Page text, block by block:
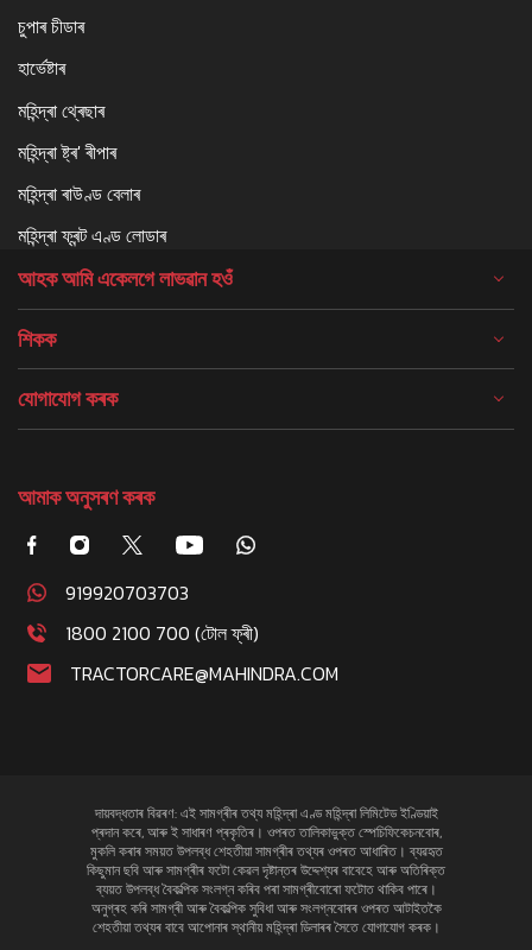
চুপাৰ চীডাৰ
হাৰ্ভেষ্টাৰ
মহিন্দ্ৰা থ্ৰেছাৰ
মহিন্দ্ৰা ষ্ট্ৰ' ৰীপাৰ
মহিন্দ্ৰা ৰাউণ্ড বেলাৰ
মহিন্দ্ৰা ফ্ৰন্ট এণ্ড লোডাৰ
আহক আমি একেলগে লাভৱান হওঁ
শিকক
যোগাযোগ কৰক
আমাক অনুসৰণ কৰক
919920703703
1800 2100 700 (টোল ফ্ৰী)
TRACTORCARE@MAHINDRA.COM
দায়বদ্ধতাৰ বিৱৰণ: এই সামগ্ৰীৰ তথ্য মহিন্দ্ৰা এণ্ড মহিন্দ্ৰা লিমিটেড ইণ্ডিয়াই
প্ৰদান কৰে, আৰু ই সাধাৰণ প্ৰকৃতিৰ। ওপৰত তালিকাভুক্ত স্পেচিফিকেচনবোৰ,
মুকলি কৰাৰ সময়ত উপলব্ধ শেহতীয়া সামগ্ৰীৰ তথ্যৰ ওপৰত আধাৰিত। ব্যৱহৃত
কিছুমান ছবি আৰু সামগ্ৰীৰ ফটো কেৱল দৃষ্টান্তৰ উদ্দেশ্যৰ বাবেহে আৰু অতিৰিক্ত
ব্যয়ত উপলব্ধ বৈকল্পিক সংলগ্ন কৰিব পৰা সামগ্ৰীবোৰো ফটোত থাকিব পাৰে।
অনুগ্ৰহ কৰি সামগ্ৰী আৰু বৈকল্পিক সুবিধা আৰু সংলগ্নবোৰৰ ওপৰত আটাইতকৈ
শেহতীয়া তথ্যৰ বাবে আপোনাৰ স্থানীয় মহিন্দ্ৰা ডিলাৰৰ সৈতে যোগাযোগ কৰক।